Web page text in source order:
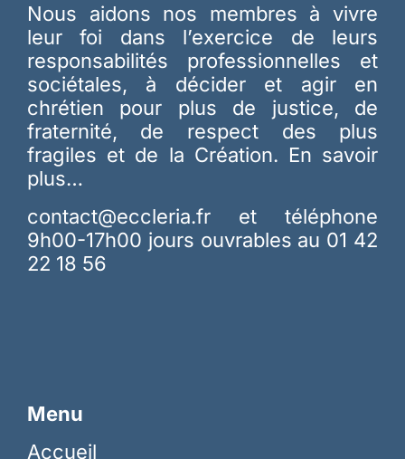
Nous aidons nos membres à vivre
leur foi dans l’exercice de leurs
responsabilités professionnelles et
sociétales, à décider et agir en
chrétien pour plus de justice, de
fraternité, de respect des plus
fragiles et de la Création. En savoir
plus…
contact@eccleria.fr et téléphone
9h00-17h00 jours ouvrables au 01 42
22 18 56
Menu
Accueil